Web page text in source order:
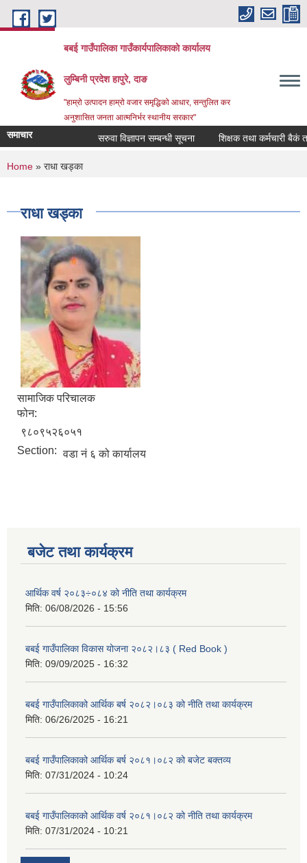
Skip to main content
बबई गाउँपालिका गाउँकार्यपालिकाकाे कार्यालय
लुम्बिनी प्रदेश हापुरे, दाङ
"हाम्रो उत्पादन हाम्रो वजार समृद्धिको आधार, सन्तुलित कर
अनुशासित जनता आत्मनिर्भर स्थानीय सरकार"
समाचार सरुवा विज्ञापन सम्बन्धी सूचना शिक्षक तथा कर्मचारी बैकं
You are here
Home » राधा खड्का
राधा खड्का
सामाजिक परिचालक
फोन:
९८०९५२६०५१
Section: वडा नं ६ को कार्यालय
बजेट तथा कार्यक्रम
आर्थिक वर्ष २०८३÷०८४ को नीति तथा कार्यक्रम
मिति: 06/08/2026 - 15:56
बबई गाउँपालिका विकास योजना २०८२।८३ ( Red Book )
मिति: 09/09/2025 - 16:32
बबई गाउँपालिकाको आर्थिक बर्ष २०८२।०८३ को नीति तथा कार्यक्रम
मिति: 06/26/2025 - 16:21
बबई गाउँपालिकाको आर्थिक बर्ष २०८१।०८२ को बजेट बक्तव्य
मिति: 07/31/2024 - 10:24
बबई गाउँपालिकाको आर्थिक वर्ष २०८१।०८२ को नीति तथा कार्यक्रम
मिति: 07/31/2024 - 10:21